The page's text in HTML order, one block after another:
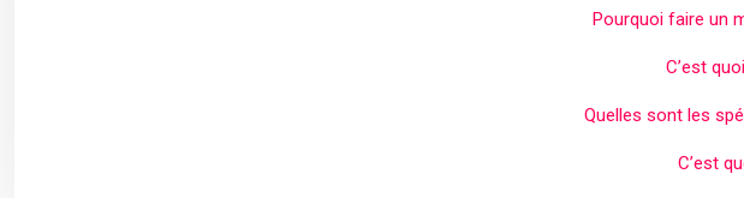
Pourquoi faire un
C’est
Quelles sont les
C’est